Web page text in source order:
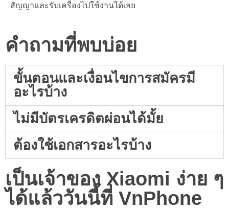
สัญญาและรับเครื่องไปใช้งานได้เลย
คำถามที่พบบ่อย
ขั้นตอนและเงื่อนไขการสมัครมี
อะไรบ้าง
ไม่มีบัตรเครดิตผ่อนได้มั้ย
ต้องใช้เอกสารอะไรบ้าง
เป็นเจ้าของ Xiaomi ง่าย ๆ
ได้แล้ววันนี้ที่ VnPhone